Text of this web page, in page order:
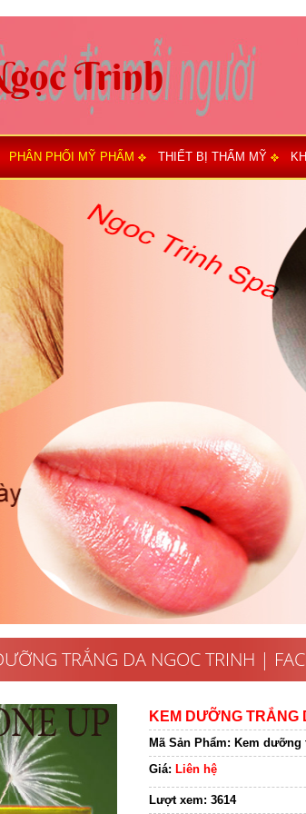
PHÂN PHỐI MỸ PHẨM THIẾT BỊ THẨM MỸ
TRẮNG DA NGOC TRINH |
KEM DƯỠNG TRẮNG
Mã Sản Phẩm: Kem dưỡng
Giá: Liên hệ
Lượt xem: 3614